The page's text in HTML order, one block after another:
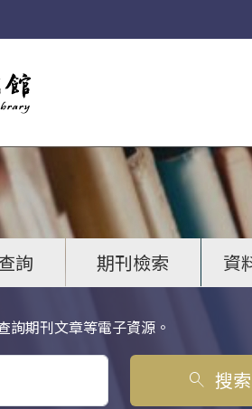
詢 期刊檢索 資
詢期刊文章等電子資源。
search 搜索